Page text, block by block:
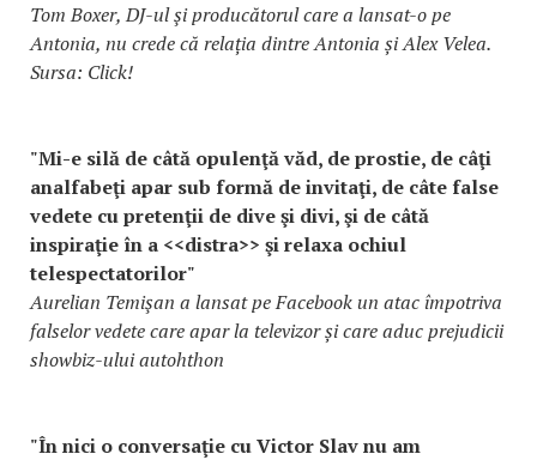
Tom Boxer, DJ-ul şi producătorul care a lansat-o pe
Antonia, nu crede că relația dintre Antonia și Alex Velea.
Sursa: Click!
"Mi-e silă de câtă opulenţă văd, de prostie, de câţi
analfabeţi apar sub formă de invitaţi, de câte false
vedete cu pretenţii de dive şi divi, şi de câtă
inspiraţie în a <<distra>> şi relaxa ochiul
telespectatorilor"
Aurelian Temişan a lansat pe Facebook un atac împotriva
falselor vedete care apar la televizor și care aduc prejudicii
showbiz-ului autohthon
"În nici o conversaţie cu Victor Slav nu am